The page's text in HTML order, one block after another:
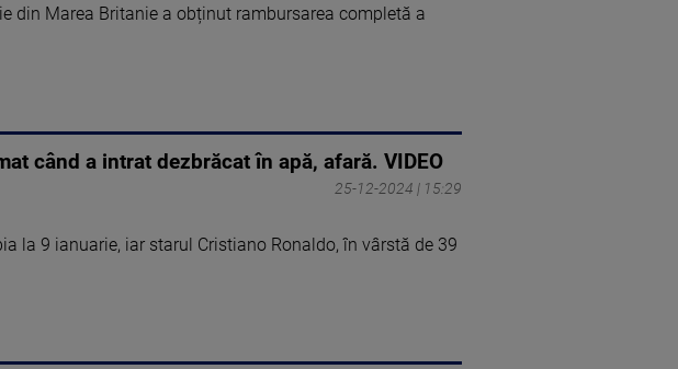
din Marea Britanie a obținut rambursarea completă a
când a intrat dezbrăcat în apă, afară. VIDEO
25-12-2024 | 15:29
la 9 ianuarie, iar starul Cristiano Ronaldo, în vârstă de 39